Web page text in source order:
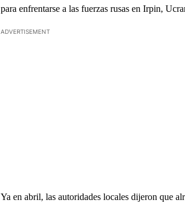
para enfrentarse a las fuerzas rusas en Irpin,
ADVERTISEMENT
Ya en abril, las autoridades locales dijeron que